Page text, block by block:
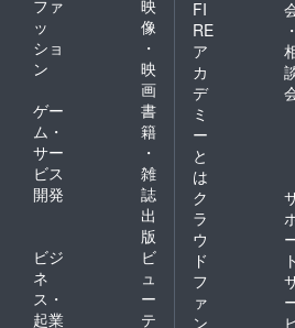
ファ
ッ
ショ
ン
映
像
・
映
画
ゲー
ム・
サー
ビス
開発
書
籍
・
雑
誌
出
版
ビジ
ネ
ス・
起業
ビ
ュ
ー
テ
FI
RE
ア
カ
デ
ミ
ー
と
は
・
ク
ラ
ウ
ド
フ
ァ
ン
ト